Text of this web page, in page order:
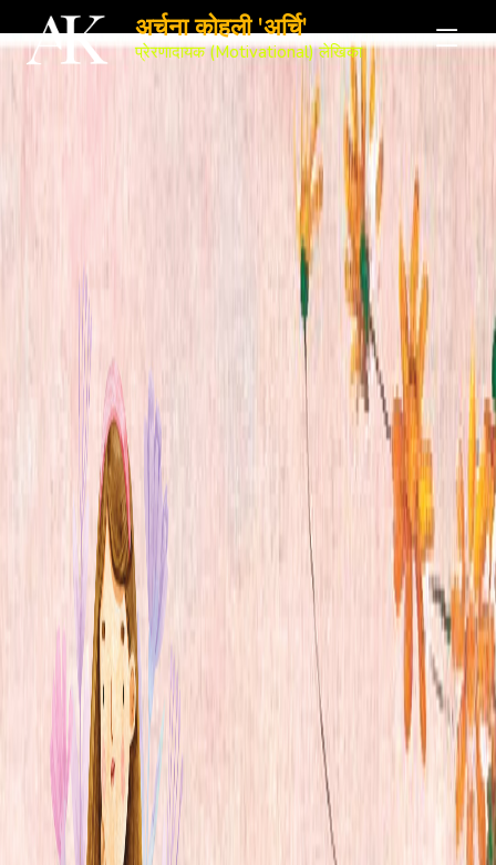
अर्चना कोहली 'अर्चि'
प्रेरणादायक (Motivational) लेखिका